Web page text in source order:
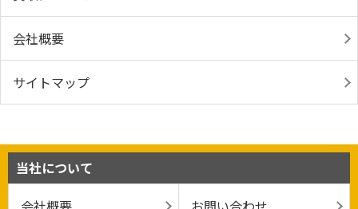
会社概要
サイトマップ
当社について